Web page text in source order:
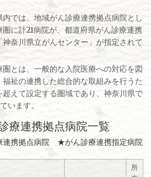
では、地域がん診療連携拠点病院とし
に計21病院が、都道府県がん診療連携
奈川県立がんセンター」が指定されて
とは、一般的な入院医療への対応を図
福祉の連携した総合的な取組みを行うた
えて設定する圏域であり、神奈川県で
います。
療連携拠点病院一覧
連携拠点病院 ★がん診療連携指定病院
所